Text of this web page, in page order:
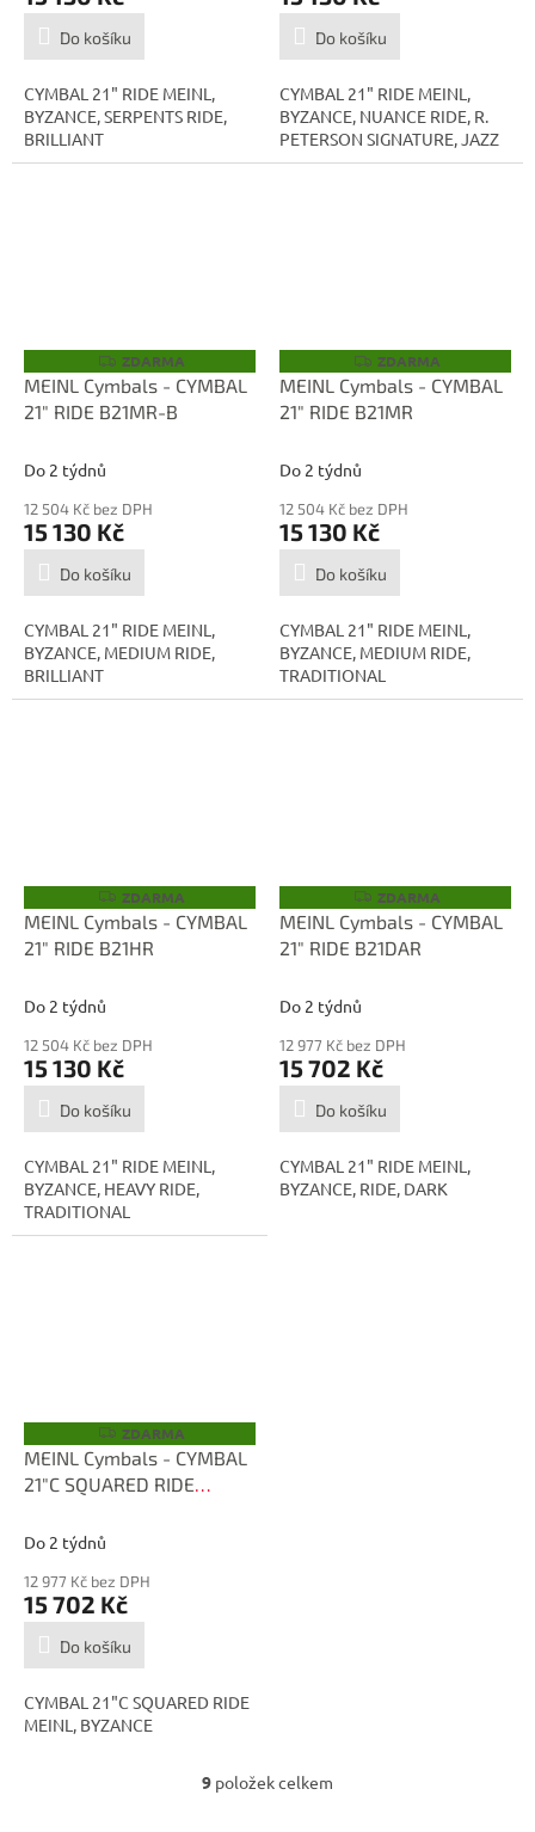
Do košíku
CYMBAL 21" RIDE MEINL,
BYZANCE, SERPENTS RIDE,
BRILLIANT
Do košíku
CYMBAL 21" RIDE MEINL,
BYZANCE, NUANCE RIDE, R.
PETERSON SIGNATURE, JAZZ
Z
D
A
R
ZDARMA
MEINL Cymbals - CYMBAL
21" RIDE B21MR-B
Do 2 týdnů
12 504 Kč bez DPH
15 130 Kč
Do košíku
CYMBAL 21" RIDE MEINL,
BYZANCE, MEDIUM RIDE,
BRILLIANT
Z
D
A
R
ZDARMA
MEINL Cymbals - CYMBAL
21" RIDE B21MR
Do 2 týdnů
12 504 Kč bez DPH
15 130 Kč
Do košíku
CYMBAL 21" RIDE MEINL,
BYZANCE, MEDIUM RIDE,
TRADITIONAL
Z
D
A
R
ZDARMA
MEINL Cymbals - CYMBAL
21" RIDE B21HR
Do 2 týdnů
12 504 Kč bez DPH
15 130 Kč
Do košíku
CYMBAL 21" RIDE MEINL,
BYZANCE, HEAVY RIDE,
TRADITIONAL
Z
D
A
R
ZDARMA
MEINL Cymbals - CYMBAL
21" RIDE B21DAR
Do 2 týdnů
12 977 Kč bez DPH
15 702 Kč
Do košíku
CYMBAL 21" RIDE MEINL,
BYZANCE, RIDE, DARK
Z
D
A
R
ZDARMA
MEINL Cymbals - CYMBAL
21"C SQUARED RIDE
Do 2 týdnů
12 977 Kč bez DPH
15 702 Kč
Do košíku
CYMBAL 21"C SQUARED RIDE
MEINL, BYZANCE
O
9 položek celkem